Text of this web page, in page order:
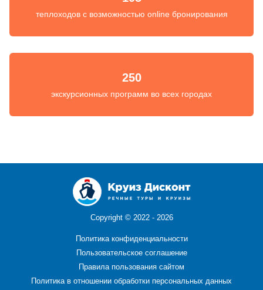
теплоходов с возможностью online бронирования
250
экскурсионных программ во всех городах
Copyright © 2022 - 2026
Политика конфиденциальности
Пользовательское соглашение
Правила пользования сайтом
Политика в отношении обработки персональных данных